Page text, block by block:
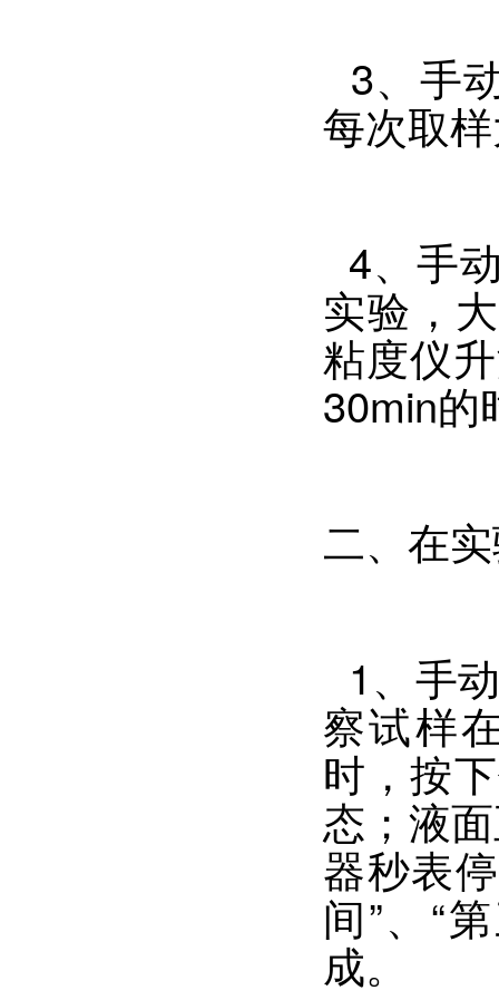
3、手
每次取
4、手
实验，
粘度仪
30min的
二、在
1、手
察试样
时，按
态；液
器秒表
间”、“
成。